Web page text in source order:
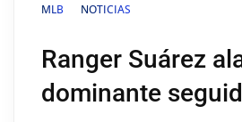
MLB NOTICIAS
Ranger Suárez
dominante